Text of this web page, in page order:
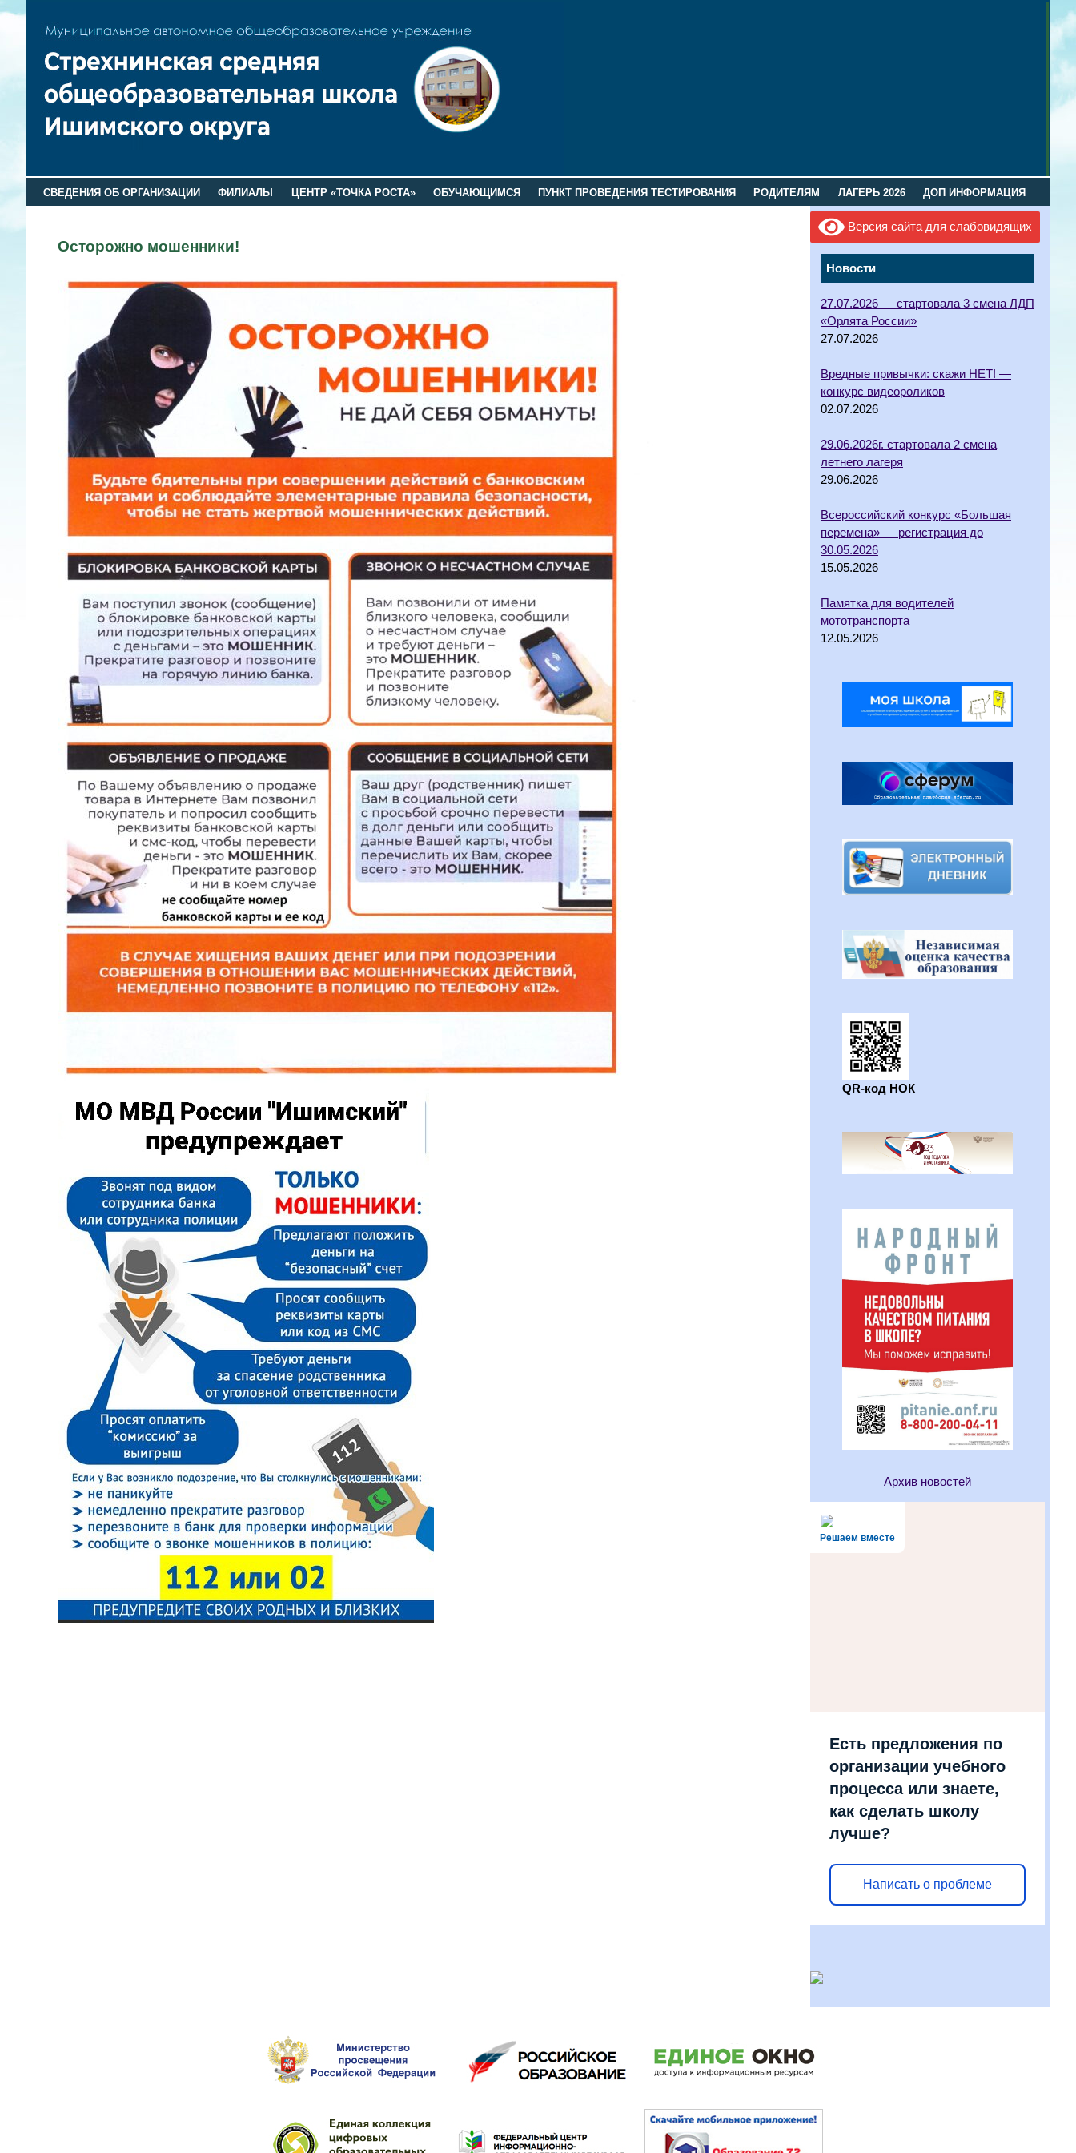
СВЕДЕНИЯ ОБ ОРГАНИЗАЦИИ ФИЛИАЛЫ ЦЕНТР «ТОЧКА РОСТА» ОБУЧАЮЩИМСЯ ПУНКТ ПРОВЕДЕНИЯ ТЕСТИРОВАНИЯ РОДИТЕЛЯМ ЛАГЕРЬ 2026 ДОП ИНФОРМАЦИЯ
Версия сайта для слабовидящих
Новости
27.07.2026 — стартовала 3 смена ЛДП
«Орлята России»
27.07.2026
Вредные привычки: скажи НЕТ! —
конкурс видеороликов
02.07.2026
29.06.2026г. стартовала 2 смена
летнего лагеря
29.06.2026
Всероссийский конкурс «Большая
перемена» — регистрация до
30.05.2026
15.05.2026
Памятка для водителей
мототранспорта
12.05.2026
QR-код НОК
Архив новостей
Решаем вместе
Есть предложения по
организации учебного
процесса или знаете,
как сделать школу
лучше?
Написать о проблеме
Осторожно мошенники!